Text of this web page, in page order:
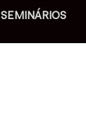
SEMINÁRIOS